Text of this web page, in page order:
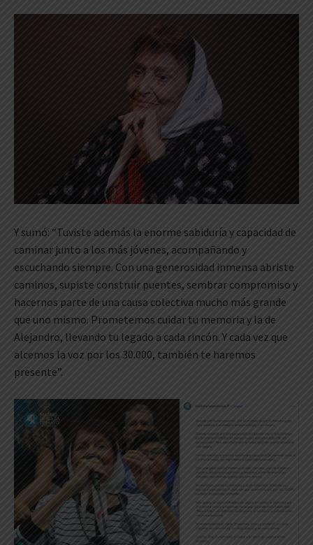
Y sumó: “Tuviste además la enorme sabiduría y capacidad de
caminar junto a los más jóvenes, acompañando y
escuchando siempre. Con una generosidad inmensa abriste
caminos, supiste construir puentes, sembrar compromiso y
hacernos parte de una causa colectiva mucho más grande
que uno mismo. Prometemos cuidar tu memoria y la de
Alejandro, llevando tu legado a cada rincón. Y cada vez que
alcemos la voz por los 30.000, también te haremos
presente”.